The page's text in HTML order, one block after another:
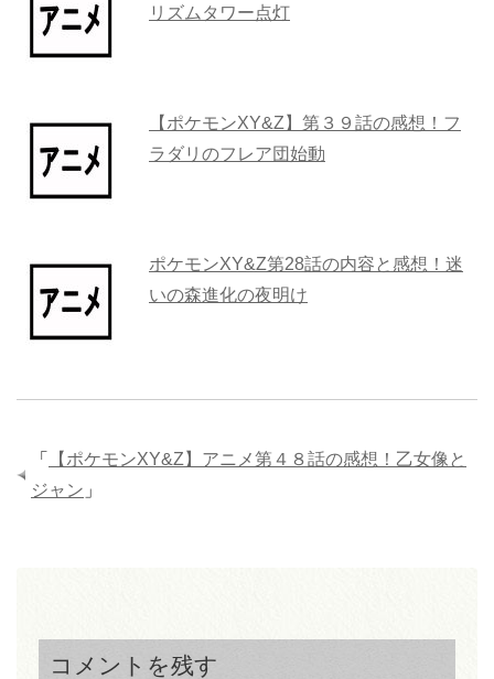
リズムタワー点灯
【ポケモンXY&Z】第３９話の感想！フ
ラダリのフレア団始動
ポケモンXY&Z第28話の内容と感想！迷
いの森進化の夜明け
「
【ポケモンXY&Z】アニメ第４８話の感想！乙女像と
ジャン 」
コメントを残す